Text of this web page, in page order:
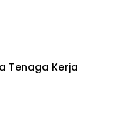
Tenaga Kerja